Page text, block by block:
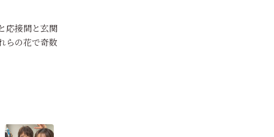
応接間と玄関
らの花で奇数